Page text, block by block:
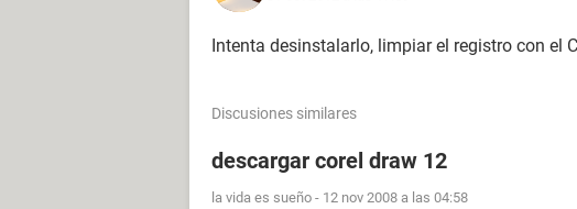
Intenta desinstalarlo, limpiar el registro con el
Discusiones similares
descargar corel draw 12
la vida es sueño - 12 nov 2008 a las 04:58